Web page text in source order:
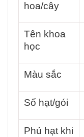
hoa/cây
Tên khoa
học
Màu sắc
Số hạt/gói
Phủ hạt khi